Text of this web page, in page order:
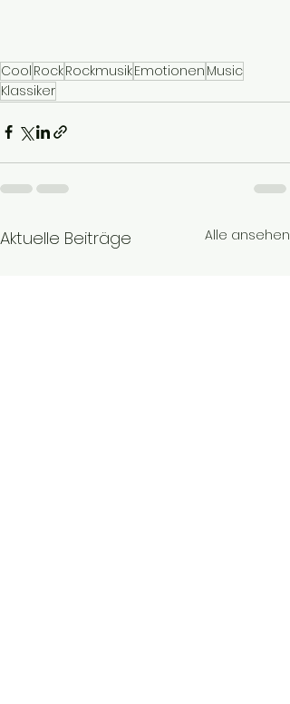
Cool RockRockmusikEmotionen Music
Klassiker
Aktuelle Beiträge Alle ansehen